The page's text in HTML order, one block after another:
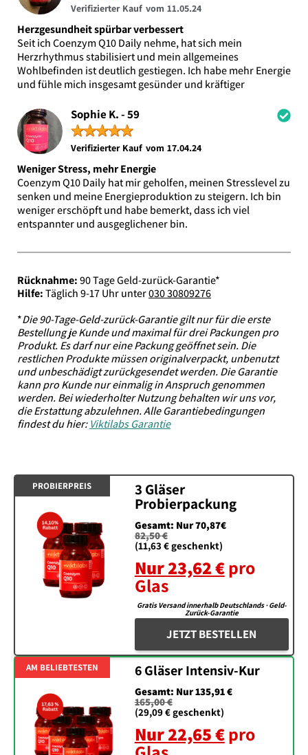
Verifizierter Kauf vom 11.05.24
Herzgesundheit spürbar verbessert
Seit ich Coenzym Q10 Daily nehme, hat sich mein
Herzrhythmus stabilisiert und mein allgemeines
Wohlbefinden ist deutlich gestiegen. Ich habe mehr Energie
und fühle mich insgesamt gesünder und kräftiger
Sophie K. - 59
★★★★★
Verifizierter Kauf vom 17.04.24
Weniger Stress, mehr Energie
Coenzym Q10 Daily hat mir geholfen, meinen Stresslevel zu
senken und meine Energieproduktion zu steigern. Ich bin
weniger erschöpft und habe bemerkt, dass ich viel
entspannter und ausgeglichener bin.
Rücknahme:90 Tage Geld-zurück-Garantie*
Hilfe:Täglich 9-17 Uhr unter030 30809276
*Die 90-Tage-Geld-zurück-Garantie gilt nur für die erste
Bestellung je Kunde und maximal für drei Packungen pro
Produkt. Es darf nur eine Packung geöffnet sein. Die
restlichen Produkte müssen originalverpackt, unbenutzt
und unbeschädigt zurückgesendet werden. Die Garantie
kann pro Kunde nur einmalig in Anspruch genommen
werden. Bei wiederholter Nutzung behalten wir uns vor,
die Erstattung abzulehnen. Alle Garantiebedingungen
findest du hier:Viktilabs Garantie
PROBIERPREIS 3 Gläser
Probierpackung
Gesamt: Nur 70,87€
82,50 €
(11,63 € geschenkt)
Nur 23,62 €pro
Glas
Gratis Versand innerhalb Deutschlands · Geld-
Zurück-Garantie
JETZT BESTELLEN
AM BELIEBTESTEN 6 Gläser Intensiv-Kur
Gesamt: Nur 135,91 €
165,00 €
(29,09 € geschenkt)
Nur 22,65 €pro